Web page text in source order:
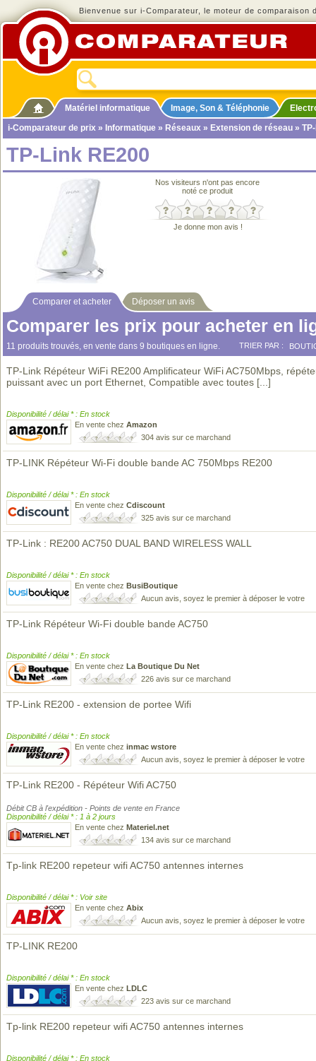
Bienvenue sur i-Comparateur, le moteur de comparaison
Matériel informatique Image, Son & Téléphonie
i-Comparateur de prix » Informatique » Réseaux » Extension de réseau »
TP-Link RE200
Nos visiteurs n'ont pas encore
noté ce produit
Je donne mon avis !
Comparer et acheter Déposer un avis
Comparer les prix pour acheter en
11 produits trouvés, en vente dans 9 boutiques en ligne. TRIER PAR :
TP-Link Répéteur WiFi RE200 Amplificateur WiFi AC750Mbps,
puissant avec un port Ethernet, Compatible avec toutes [...]
Disponibilité / délai * : En stock
En vente chez Amazon
304 avis sur ce marchand
TP-LINK Répéteur Wi-Fi double bande AC 750Mbps RE200
Disponibilité / délai * : En stock
En vente chez Cdiscount
325 avis sur ce marchand
TP-Link : RE200 AC750 DUAL BAND WIRELESS WALL
Disponibilité / délai * : En stock
En vente chez BusiBoutique
Aucun avis, soyez le premier à déposer le votre
TP-Link Répéteur Wi-Fi double bande AC750
Disponibilité / délai * : En stock
En vente chez La Boutique Du Net
226 avis sur ce marchand
TP-Link RE200 - extension de portee Wifi
Disponibilité / délai * : En stock
En vente chez inmac wstore
Aucun avis, soyez le premier à déposer le votre
TP-Link RE200 - Répéteur Wifi AC750
Débit CB à l'expédition - Points de vente en France
Disponibilité / délai * : 1 à 2 jours
En vente chez Materiel.net
134 avis sur ce marchand
Tp-link RE200 repeteur wifi AC750 antennes internes
Disponibilité / délai * : Voir site
En vente chez Abix
Aucun avis, soyez le premier à déposer le votre
TP-LINK RE200
Disponibilité / délai * : En stock
En vente chez LDLC
223 avis sur ce marchand
Tp-link RE200 repeteur wifi AC750 antennes internes
Disponibilité / délai * : En stock